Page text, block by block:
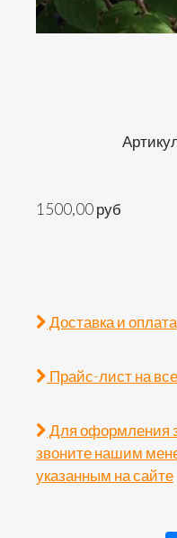
1500,00 руб
Доставка и оплата
Прайс-лист на
Для оформления
звоните нашим
указанным на сайте